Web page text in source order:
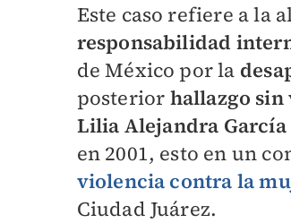
Este caso refiere a la
responsabilidad
de México por la
posterior hallazgo sin
Lilia Alejandra
en 2001, esto en un
violencia contra la
Ciudad Juárez.